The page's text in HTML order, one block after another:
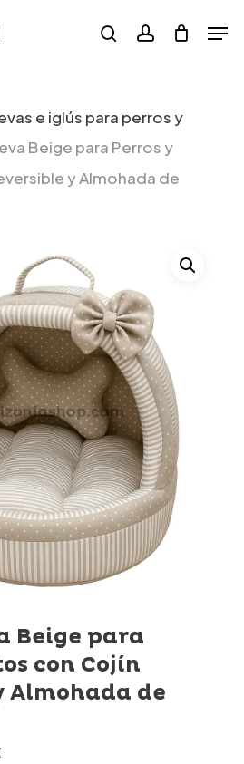
searchaccount
e iglús para perros y
Beige para Perros y
y Almohada de
Beige para
con Cojín
Almohada de
Rango